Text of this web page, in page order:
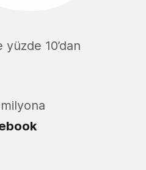
10’dan